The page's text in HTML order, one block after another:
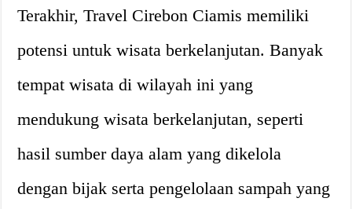
Terakhir, Travel Cirebon Ciamis memiliki
potensi untuk wisata berkelanjutan. Banyak
tempat wisata di wilayah ini yang
mendukung wisata berkelanjutan, seperti
hasil sumber daya alam yang dikelola
dengan bijak serta pengelolaan sampah yang